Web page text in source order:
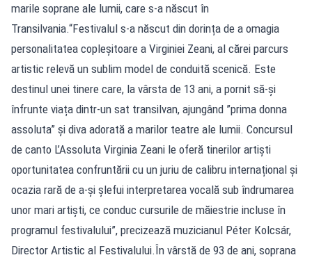
marile soprane ale lumii, care s-a născut în
Transilvania.“Festivalul s-a născut din dorința de a omagia
personalitatea copleșitoare a Virginiei Zeani, al cărei parcurs
artistic relevă un sublim model de conduită scenică. Este
destinul unei tinere care, la vârsta de 13 ani, a pornit să-și
înfrunte viața dintr-un sat transilvan, ajungând ”prima donna
assoluta” și diva adorată a marilor teatre ale lumii. Concursul
de canto L’Assoluta Virginia Zeani le oferă tinerilor artiști
oportunitatea confruntării cu un juriu de calibru internațional și
ocazia rară de a-și șlefui interpretarea vocală sub îndrumarea
unor mari artiști, ce conduc cursurile de măiestrie incluse în
programul festivalului”, precizează muzicianul Péter Kolcsár,
Director Artistic al Festivalului.În vârstă de 93 de ani, soprana